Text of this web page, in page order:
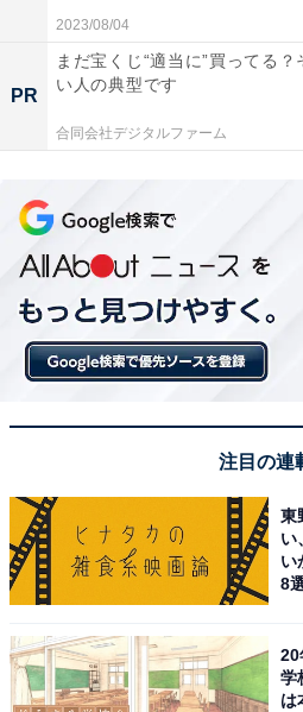
2023/08/04
PR
まだ宝くじ“適当に”買ってる
い人の典型です
合同会社デジタルファーム
注目の連
東
い
い
8
20
学
は